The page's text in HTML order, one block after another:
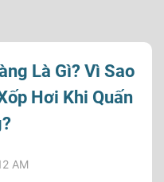
Là Gì? Vì Sao
Hơi Khi Quấn
AM